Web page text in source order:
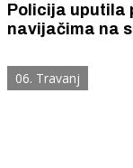
Policija uputila
navijačima na
06. Travanj